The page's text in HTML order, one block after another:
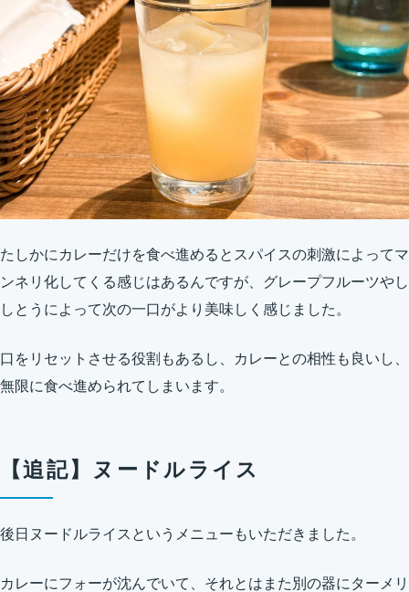
たしかにカレーだけを食べ進めるとスパイスの刺激によってマ
ンネリ化してくる感じはあるんですが、グレープフルーツやし
しとうによって次の一口がより美味しく感じました。
口をリセットさせる役割もあるし、カレーとの相性も良いし、
無限に食べ進められてしまいます。
【追記】ヌードルライス
後日ヌードルライスというメニューもいただきました。
カレーにフォーが沈んでいて、それとはまた別の器にターメリ